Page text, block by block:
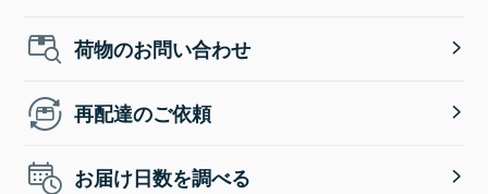
荷物のお問い合わせ
再配達のご依頼
お届け日数を調べる